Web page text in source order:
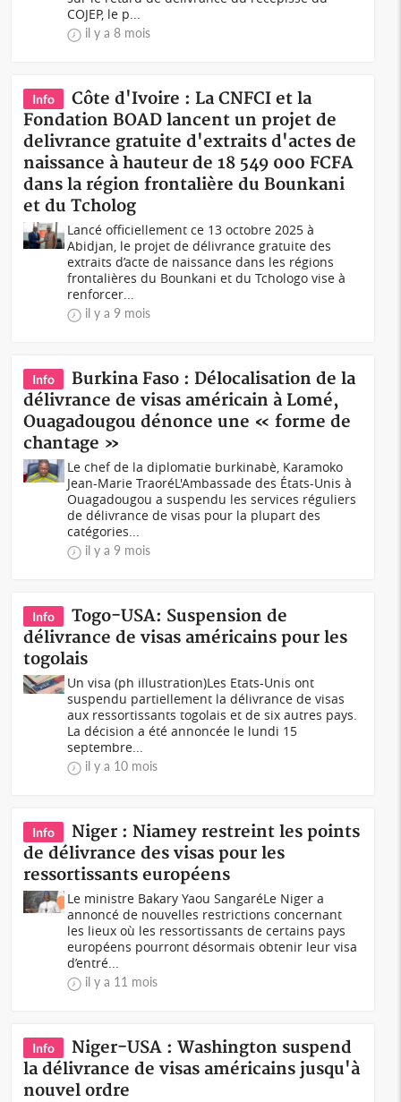
COJEP, le p...
il y a 8 mois
Info
Côte d'Ivoire : La CNFCI et la
Fondation BOAD lancent un projet de
delivrance gratuite d'extraits d'actes de
naissance à hauteur de 18 549 000 FCFA
dans la région frontalière du Bounkani
et du Tcholog
Lancé officiellement ce 13 octobre 2025 à
Abidjan, le projet de délivrance gratuite des
extraits d’acte de naissance dans les régions
frontalières du Bounkani et du Tchologo vise à
renforcer...
il y a 9 mois
Info
Burkina Faso : Délocalisation de la
délivrance de visas américain à Lomé,
Ouagadougou dénonce une « forme de
chantage »
Le chef de la diplomatie burkinabè, Karamoko
Jean-Marie TraoréL'Ambassade des États-Unis à
Ouagadougou a suspendu les services réguliers
de délivrance de visas pour la plupart des
catégories...
il y a 9 mois
Info
Togo-USA: Suspension de
délivrance de visas américains pour les
togolais
Un visa (ph illustration)Les Etats-Unis ont
suspendu partiellement la délivrance de visas
aux ressortissants togolais et de six autres pays.
La décision a été annoncée le lundi 15
septembre...
il y a 10 mois
Info
Niger : Niamey restreint les points
de délivrance des visas pour les
ressortissants européens
Le ministre Bakary Yaou SangaréLe Niger a
annoncé de nouvelles restrictions concernant
les lieux où les ressortissants de certains pays
européens pourront désormais obtenir leur visa
d’entré...
il y a 11 mois
Info
Niger-USA : Washington suspend
la délivrance de visas américains jusqu'à
nouvel ordre